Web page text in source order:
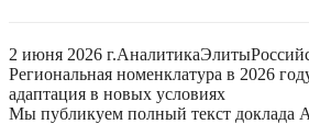
2 июня 2026 г.АналитикаЭлиты
Региональная номенклатура в 2026
адаптация в новых условиях
Мы публикуем полный текст доклада